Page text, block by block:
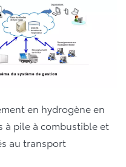
en hydrogène en
à pile à combustible et
au transport